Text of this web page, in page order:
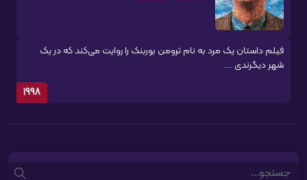
فیلم داستان یک مرد به نام ترومن بوربنک را روایت می‌کند که در یک
شهر دیگر‌‌ندی ...
1998
Search